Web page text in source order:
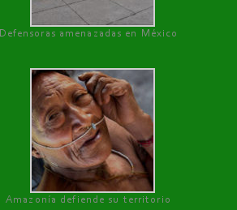
Defensoras amenazadas en México
Amazonía defiende su territorio